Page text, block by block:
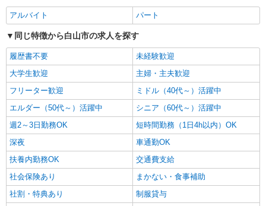
アルバイト パート
同じ特徴から白山市の求人を探す
履歴書不要
未経験歓迎
大学生歓迎
主婦・主夫歓迎
フリーター歓迎
ミドル（40代～）活躍中
エルダー（50代～）活躍中
シニア（60代～）活躍中
週2～3日勤務OK
短時間勤務（1日4h以内）OK
深夜
車通勤OK
扶養内勤務OK
交通費支給
社会保険あり
まかない・食事補助
社割・特典あり
制服貸与